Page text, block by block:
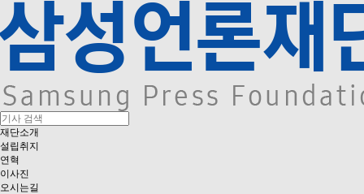
재단소개
설립취지
연혁
이사진
오시는길